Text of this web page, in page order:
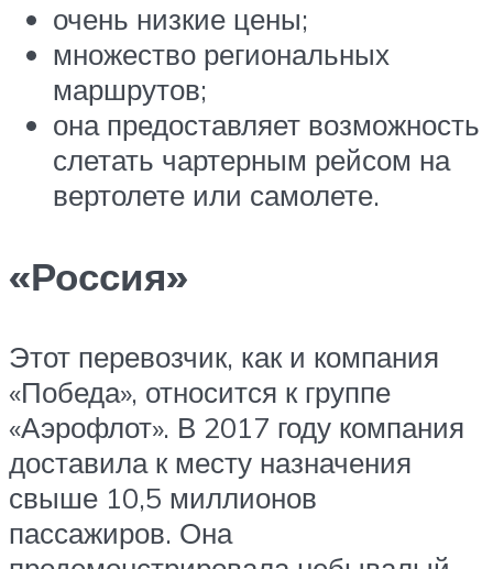
очень низкие цены;
множество региональных
маршрутов;
она предоставляет возможность
слетать чартерным рейсом на
вертолете или самолете.
«Россия»
Этот перевозчик, как и компания
«Победа», относится к группе
«Аэрофлот». В 2017 году компания
доставила к месту назначения
свыше 10,5 миллионов
пассажиров. Она